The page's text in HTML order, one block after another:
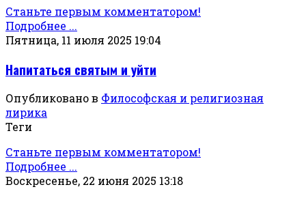
Станьте первым комментатором!
Подробнее ...
Пятница, 11 июля 2025 19:04
Напитаться святым и уйти
Опубликовано в Философская и религиозная
лирика
Теги
Станьте первым комментатором!
Подробнее ...
Воскресенье, 22 июня 2025 13:18